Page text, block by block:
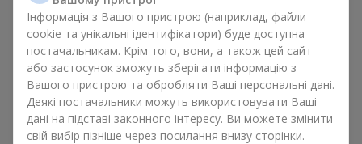
подарунка — простого, щирого і дуже теплого. Коли до
квітів додається плюшевий ведмедик, зайчик чи інший
персонаж, подарунок букет з іграшкою залишає більше
спогадів.
Букет з іграшкою пасує і як длядівчаток молодшого віку,
так ідля коханих жінок, і навіть для колег по роботів
певних випадках. Такий подарунок букет з іграшкою
підкреслює щиру турботу, затишок та бажання зробити
Інформація з Вашого пристрою (наприклад, файли
cookie та унікальні ідентифікатори) буде доступна
постачальникам. Крім того, вони, а також цей сайт
або застосунок зможуть зберігати інформацію з
Вашого пристрою та обробляти Ваші персональні дані.
Деякі постачальники можуть використовувати Ваші
дані на підставі законного інтересу. Ви можете змінити
свій вибір пізніше через посилання внизу сторінки.